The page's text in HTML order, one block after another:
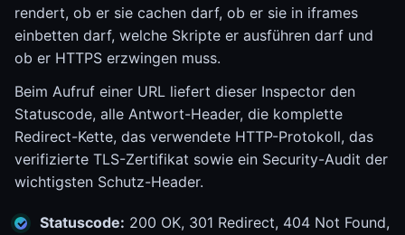
rendert, ob er sie cachen darf, ob er sie in iframes
einbetten darf, welche Skripte er ausführen darf und
ob er HTTPS erzwingen muss.
Beim Aufruf einer URL liefert dieser Inspector den
Statuscode, alle Antwort-Header, die komplette
Redirect-Kette, das verwendete HTTP-Protokoll, das
verifizierte TLS-Zertifikat sowie ein Security-Audit der
wichtigsten Schutz-Header.
Statuscode: 200 OK, 301 Redirect, 404 Not Found,